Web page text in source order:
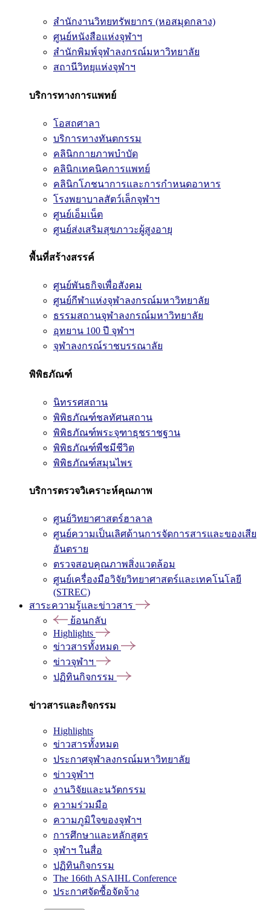
สำนักงานวิทยทรัพยากร (หอสมุดกลาง)
ศูนย์หนังสือแห่งจุฬาฯ
สำนักพิมพ์จุฬาลงกรณ์มหาวิทยาลัย
สถานีวิทยุแห่งจุฬาฯ
บริการทางการแพทย์
โอสถศาลา
บริการทางทันตกรรม
คลินิกกายภาพบำบัด
คลินิกเทคนิคการแพทย์
คลินิกโภชนาการและการกำหนดอาหาร
โรงพยาบาลสัตว์เล็กจุฬาฯ
ศูนย์เอ็มเน็ต
ศูนย์ส่งเสริมสุขภาวะผู้สูงอายุ
พื้นที่สร้างสรรค์
ศูนย์พันธกิจเพื่อสังคม
ศูนย์กีฬาแห่งจุฬาลงกรณ์มหาวิทยาลัย
ธรรมสถานจุฬาลงกรณ์มหาวิทยาลัย
อุทยาน 100 ปี จุฬาฯ
จุฬาลงกรณ์ราชบรรณาลัย
พิพิธภัณฑ์
นิทรรศสถาน
พิพิธภัณฑ์ชลทัศนสถาน
พิพิธภัณฑ์พระจุฑาธุชราชฐาน
พิพิธภัณฑ์พืชมีชีวิต
พิพิธภัณฑ์สมุนไพร
บริการตรวจวิเคราะห์คุณภาพ
ศูนย์วิทยาศาสตร์ฮาลาล
ศูนย์ความเป็นเลิศด้านการจัดการสารและของเสีย
อันตราย
ตรวจสอบคุณภาพสิ่งแวดล้อม
ศูนย์เครื่องมือวิจัยวิทยาศาสตร์และเทคโนโลยี
(STREC)
สาระความรู้และข่าวสาร
ย้อนกลับ
Highlights
ข่าวสารทั้งหมด
ข่าวจุฬาฯ
ปฏิทินกิจกรรม
ข่าวสารและกิจกรรม
Highlights
ข่าวสารทั้งหมด
ประกาศจุฬาลงกรณ์มหาวิทยาลัย
ข่าวจุฬาฯ
งานวิจัยและนวัตกรรม
ความร่วมมือ
ความภูมิใจของจุฬาฯ
การศึกษาและหลักสูตร
จุฬาฯ ในสื่อ
ปฏิทินกิจกรรม
The 166th ASAIHL Conference
ประกาศจัดซื้อจัดจ้าง